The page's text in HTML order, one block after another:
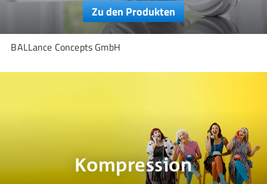
BALLance Concepts GmbH
Zu den Produkten
Kompression